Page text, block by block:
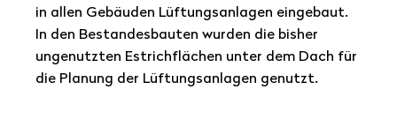
in allen Gebäuden Lüftungsanlagen eingebaut.
In den Bestandesbauten wurden die bisher
ungenutzten Estrichflächen unter dem Dach für
die Planung der Lüftungsanlagen genutzt.